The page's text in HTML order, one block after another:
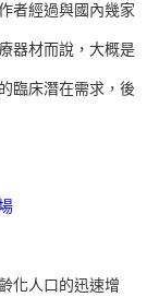
者經過與國內幾家
器材而說，大概是
臨床潛在需求，後
化人口的迅速增